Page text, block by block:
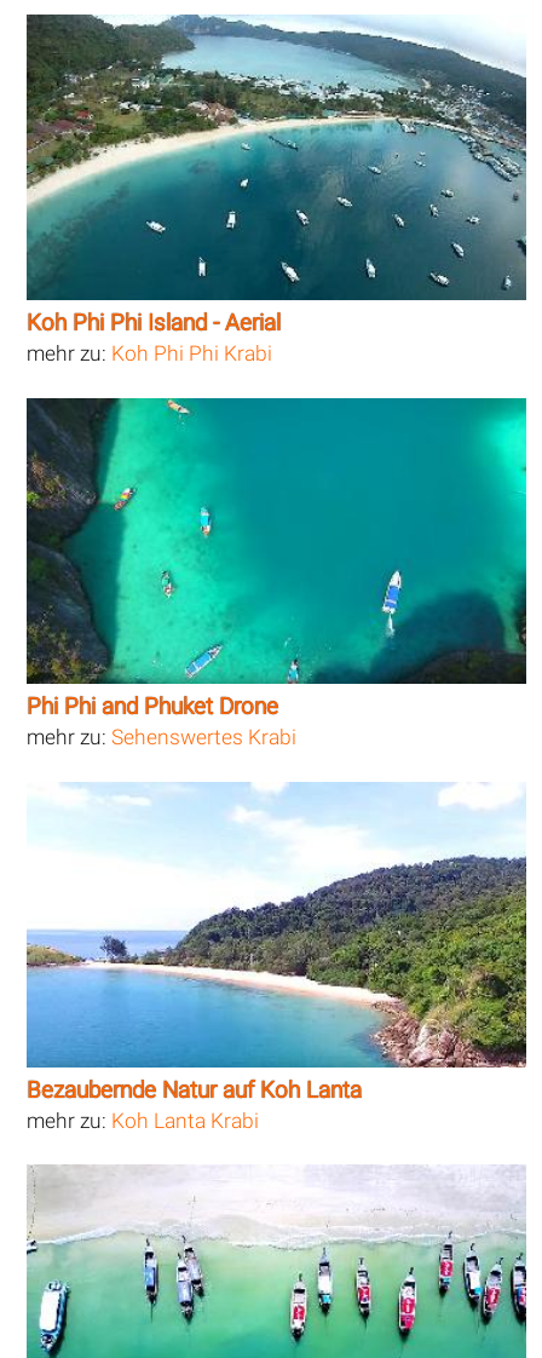
Koh Phi Phi Island - Aerial
mehr zu: Koh Phi Phi Krabi
Phi Phi and Phuket Drone
mehr zu:Sehenswertes Krabi
Bezaubernde Natur auf Koh Lanta
mehr zu: Koh Lanta Krabi